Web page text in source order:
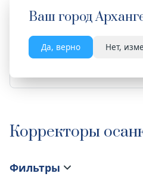
Ваш город
Да, верно Нет,
Весь сайт
Корректоры
Фильтры